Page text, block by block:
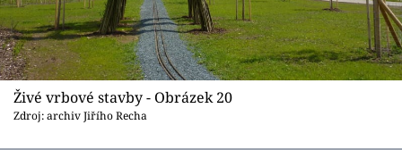
Živé vrbové stavby - Obrázek 20
Zdroj: archiv Jiřího Recha